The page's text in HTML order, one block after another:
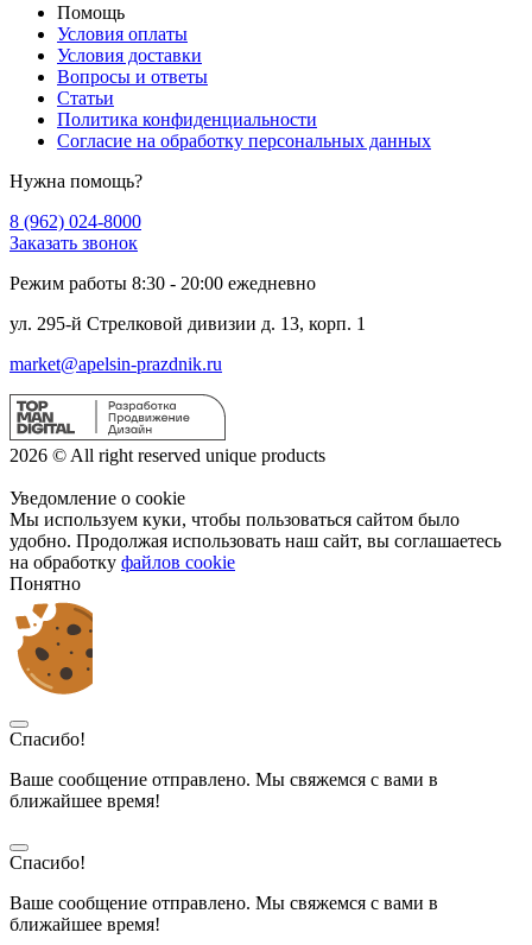
Помощь
Условия оплаты
Условия доставки
Вопросы и ответы
Статьи
Политика конфиденциальности
Cогласие на обработку персональных данных
Нужна помощь?
8 (962) 024-8000
Заказать звонок
Режим работы 8:30 - 20:00 ежедневно
ул. 295-й Стрелковой дивизии д. 13, корп. 1
market@apelsin-prazdnik.ru
2026 © All right reserved unique products
Уведомление о cookie
Мы используем куки, чтобы пользоваться сайтом было
удобно. Продолжая использовать наш сайт, вы соглашаетесь
на обработку файлов cookie
Понятно
Спасибо!
Ваше сообщение отправлено. Мы свяжемся с вами в
ближайшее время!
Спасибо!
Ваше сообщение отправлено. Мы свяжемся с вами в
ближайшее время!